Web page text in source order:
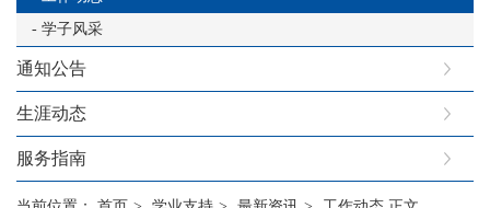
- 学子风采
通知公告
生涯动态
服务指南